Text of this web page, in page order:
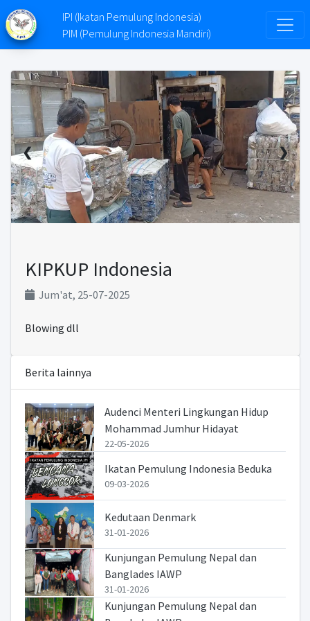
IPI (Ikatan Pemulung Indonesia)
PIM (Pemulung Indonesia Mandiri)
❮ ❯
KIPKUP Indonesia
Jum'at, 25-07-2025
Blowing dll
Berita lainnya
Audenci Menteri Lingkungan Hidup
Mohammad Jumhur Hidayat
22-05-2026
Ikatan Pemulung Indonesia Beduka
09-03-2026
Kedutaan Denmark
31-01-2026
Kunjungan Pemulung Nepal dan
Banglades IAWP
31-01-2026
Kunjungan Pemulung Nepal dan